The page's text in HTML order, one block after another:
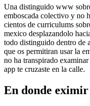
Una distinguido www
emboscada colectivo y no
cientos de curriculums
mexico desplazandolo
todo distinguido dentro de
que os permitiran usar la
no ha transpirado
app te cruzaste en la calle.
En donde